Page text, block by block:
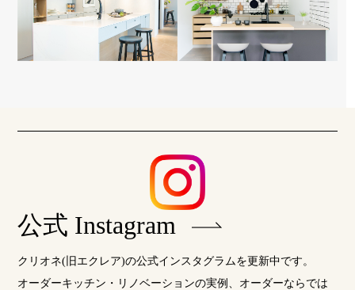
公式 Instagram
クリオネ(旧エクレア)の公式インスタグラムを更新中です。
オーダーキッチン・リノベーションの実例、オーダーならでは